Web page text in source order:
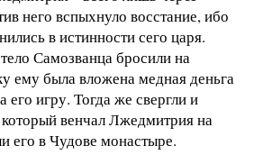
него вспыхнуло восстание, ибо
в истинности сего царя.
Самозванца бросили на
ему была вложена медная деньга
его игру. Тогда же свергли и
венчал Лжедмитрия на
его в Чудове монастыре.